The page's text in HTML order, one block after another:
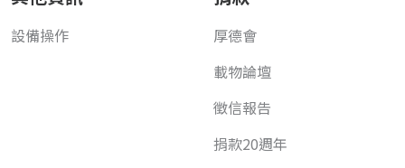
設備操作
厚德會
載物論壇
徵信報告
捐款20週年